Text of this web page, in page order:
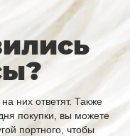
них ответят. Также
покупки, вы можете
портного, чтобы